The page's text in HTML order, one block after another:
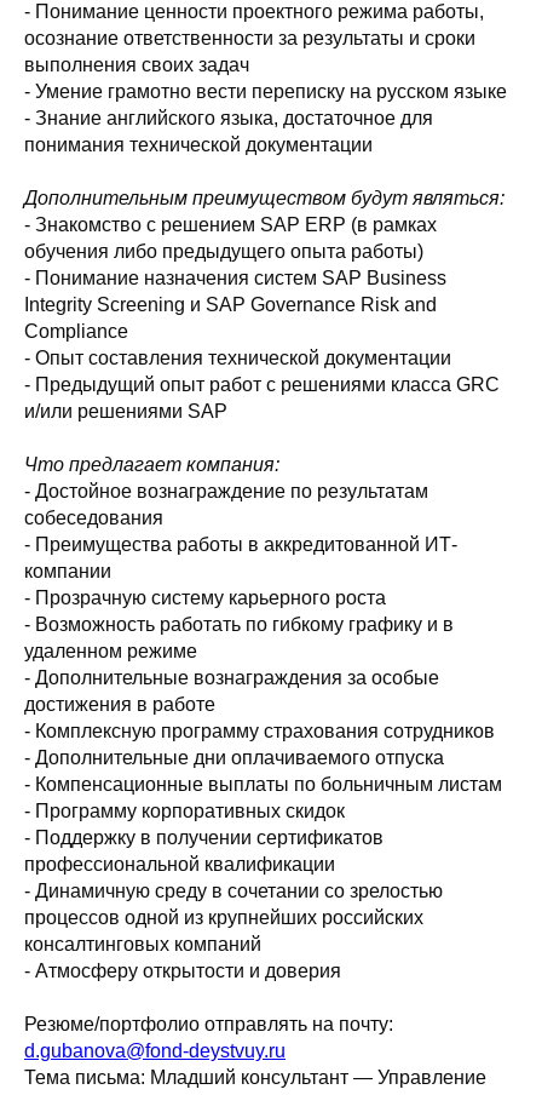
- Понимание ценности проектного режима работы,
осознание ответственности за результаты и сроки
выполнения своих задач
- Умение грамотно вести переписку на русском языке
- Знание английского языка, достаточное для
понимания технической документации
Дополнительным преимуществом будут являться:
- Знакомство с решением SAP ERP (в рамках
обучения либо предыдущего опыта работы)
- Понимание назначения систем SAP Business
Integrity Screening и SAP Governance Risk and
Compliance
- Опыт составления технической документации
- Предыдущий опыт работ с решениями класса GRC
и/или решениями SAP
Что предлагает компания:
- Достойное вознаграждение по результатам
собеседования
- Преимущества работы в аккредитованной ИТ-
компании
- Прозрачную систему карьерного роста
- Возможность работать по гибкому графику и в
удаленном режиме
- Дополнительные вознаграждения за особые
достижения в работе
- Комплексную программу страхования сотрудников
- Дополнительные дни оплачиваемого отпуска
- Компенсационные выплаты по больничным листам
- Программу корпоративных скидок
- Поддержку в получении сертификатов
профессиональной квалификации
- Динамичную среду в сочетании со зрелостью
процессов одной из крупнейших российских
консалтинговых компаний
- Атмосферу открытости и доверия
Резюме/портфолио отправлять на почту:
d.gubanova@fond-deystvuy.ru
Тема письма: Младший консультант — Управление